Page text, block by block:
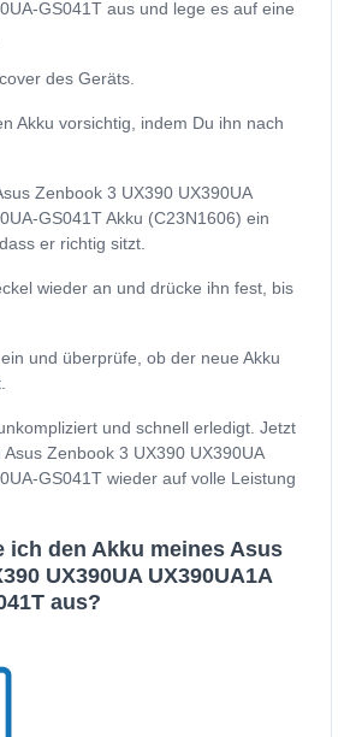
GS041T aus und lege es auf eine
des Geräts.
Akku vorsichtig, indem Du ihn nach
Zenbook 3 UX390 UX390UA
GS041T Akku (C23N1606) ein
er richtig sitzt.
wieder an und drücke ihn fest, bis
und überprüfe, ob der neue Akku
und schnell erledigt. Jetzt
Zenbook 3 UX390 UX390UA
GS041T wieder auf volle Leistung
ich den Akku meines Asus
UX390UA UX390UA1A
aus?